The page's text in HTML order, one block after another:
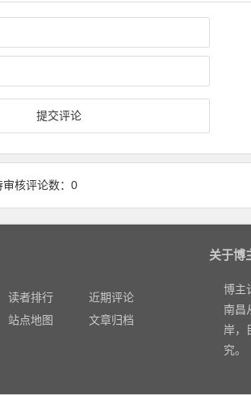
核评论数：0
读者排行
近期评论
站点地图 文章归档
关于博
博主
南昌
岸，
究。